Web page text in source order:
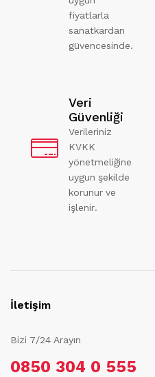
fiyatlarla
sanatkardan
güvencesinde.
Veri
Güvenliği
Verileriniz
KVKK
yönetmeliğine
uygun şekilde
korunur ve
işlenir.
İletişim
Bizi 7/24 Arayın
0850 304 0 555